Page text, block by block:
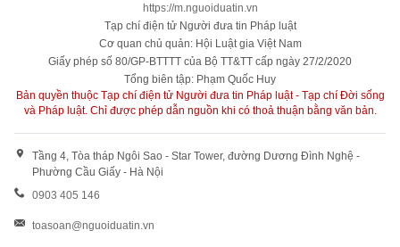
https://m.nguoiduatin.vn
Tạp chí điện tử Người đưa tin Pháp luật
Cơ quan chủ quản: Hội Luật gia Việt Nam
Giấy phép số 80/GP-BTTTT của Bộ TT&TT cấp ngày 27/2/2020
Tổng biên tập: Phạm Quốc Huy
Bản quyền thuộc Tạp chí điện tử Người đưa tin Pháp luật - Tạp chí Đời sống
và Pháp luật. Chỉ được phép dẫn nguồn khi có thoả thuận bằng văn bản.
Tầng 4, Tòa tháp Ngôi Sao - Star Tower, đường Dương Đình Nghệ -
Phường Cầu Giấy - Hà Nội
0903 405 146
toasoan@nguoiduatin.vn